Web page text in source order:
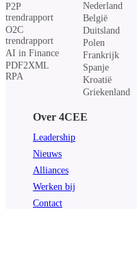
P2P
trendrapport
O2C
trendrapport
AI in Finance
PDF2XML
RPA
Nederland
België
Duitsland
Polen
Frankrijk
Spanje
Kroatië
Griekenland
Over 4CEE
Leadership
Nieuws
Alliances
Werken bij
Contact